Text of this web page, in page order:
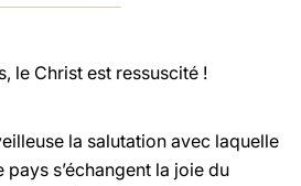
le Christ est ressuscité !
la salutation avec laquelle
s’échangent la joie du